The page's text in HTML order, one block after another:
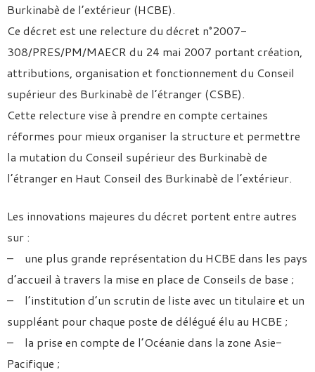
Burkinabè de l’extérieur (HCBE).
Ce décret est une relecture du décret n°2007-
308/PRES/PM/MAECR du 24 mai 2007 portant création,
attributions, organisation et fonctionnement du Conseil
supérieur des Burkinabè de l’étranger (CSBE).
Cette relecture vise à prendre en compte certaines
réformes pour mieux organiser la structure et permettre
la mutation du Conseil supérieur des Burkinabè de
l’étranger en Haut Conseil des Burkinabè de l’extérieur.
Les innovations majeures du décret portent entre autres
sur :
– une plus grande représentation du HCBE dans les pays
d’accueil à travers la mise en place de Conseils de base ;
– l’institution d’un scrutin de liste avec un titulaire et un
suppléant pour chaque poste de délégué élu au HCBE ;
– la prise en compte de l’Océanie dans la zone Asie-
Pacifique ;